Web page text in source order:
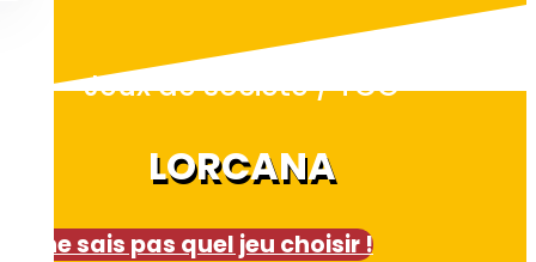
Jeux de société / TCG
LORCANA
Je ne sais pas quel jeu choisir !